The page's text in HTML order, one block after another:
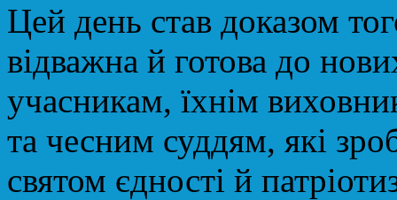
Цей день став доказом
відважна й готова до
учасникам, їхнім
та чесним суддям, які
святом єдності й